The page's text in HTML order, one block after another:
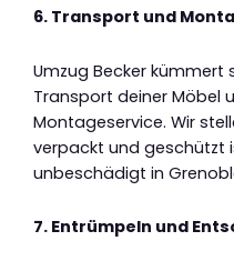
6. Transport und
Umzug Becker kümmert
Transport deiner Möbel
Montageservice. Wir
verpackt und geschützt
unbeschädigt in
7. Entrümpeln und